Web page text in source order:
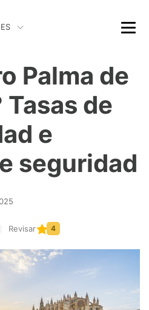
ES
Palma de
de
e
seguridad
Revisar 4